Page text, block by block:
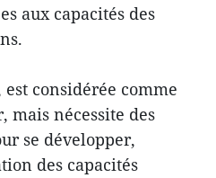
aux capacités des
considérée comme
mais nécessite des
se développer,
des capacités